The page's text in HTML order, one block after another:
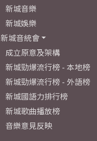
新城音樂
新城娛樂
新城音統會
成立原意及架構
新城勁爆流行榜 - 本地榜
新城勁爆流行榜 - 外語榜
新城國語力排行榜
新城歌曲播放榜
音樂意見反映